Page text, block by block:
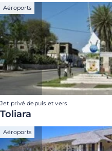
Aéroports
Jet privé depuis et vers
Toliara
Aéroports